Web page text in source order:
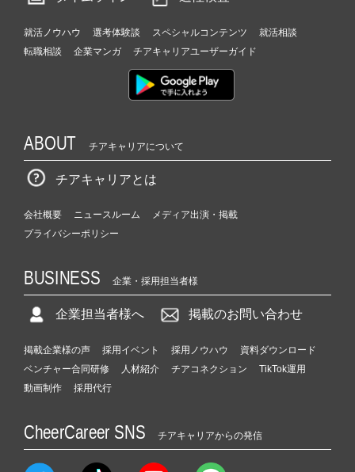
就活ノウハウ 選考体験談 スペシャルコンテンツ
就活相談
転職相談
企業マンガ チアキャリアユーザーガイド
ABOUT チアキャリアについて
チアキャリアとは
会社概要 ニュースルーム
メディア出演・掲載
プライバシーポリシー
BUSINESS 企業・採用担当者様
企業担当者様へ 掲載のお問い合わせ
掲載企業様の声 採用イベント 採用ノウハウ
資料ダウンロード
ベンチャー合同研修
人材紹介 チアコネクション
TikTok運用
動画制作
採用代行
CheerCareer SNS チアキャリアからの発信